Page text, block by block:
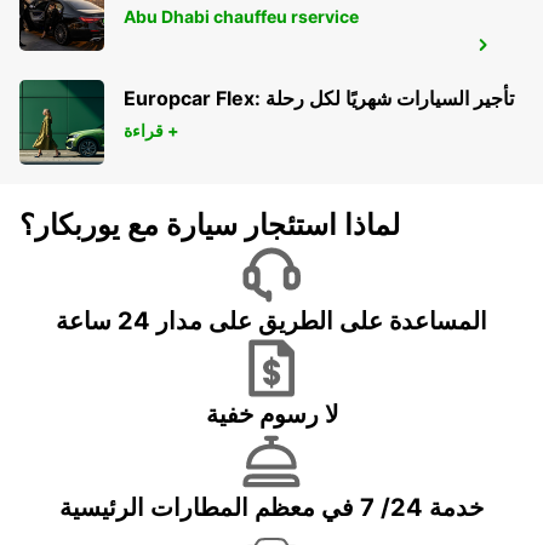
BARLETTA
BARLETTA - ITALY
Abu Dhabi chauffeu rservice
Europcar Flex: تأجير السيارات شهريًا لكل رحلة
قراءة +
لماذا استئجار سيارة مع يوربكار؟
المساعدة على الطريق على مدار 24 ساعة
لا رسوم خفية
خدمة 24/ 7 في معظم المطارات الرئيسية